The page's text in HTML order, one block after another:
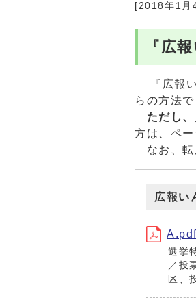
[2018年1月
『広
『広報い
らの方法
ただし
方は、ペ
なお、転
広報い
選挙
／投
区、